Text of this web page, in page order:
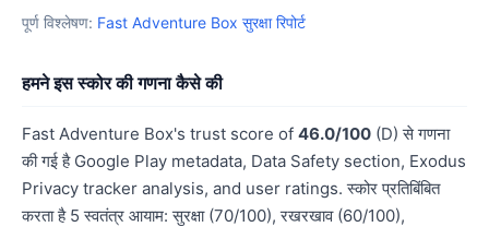
पूर्ण विश्लेषण: Fast Adventure Box सुरक्षा रिपोर्ट
हमने इस स्कोर की गणना कैसे की
Fast Adventure Box's trust score of 46.0/100 (D) से गणना
की गई है Google Play metadata, Data Safety section, Exodus
Privacy tracker analysis, and user ratings. स्कोर प्रतिबिंबित
करता है 5 स्वतंत्र आयाम: सुरक्षा (70/100), रखरखाव (60/100),